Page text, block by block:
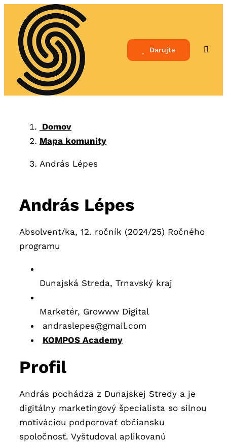
content
Toggle
Darujte
Domov
Mapa komunity
András Lépes
András Lépes
Absolvent/ka, 12. ročník (2024/25) Ročného
programu
Dunajská Streda, Trnavský kraj
Marketér, Growww Digital
andraslepes@gmail.com
KOMPOS Academy
Profil
András pochádza z Dunajskej Stredy a je
digitálny marketingový špecialista so silnou
motiváciou podporovať občiansku
spoločnosť. Vyštudoval aplikovanú